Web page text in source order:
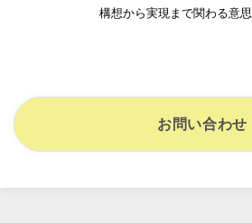
構想から実現まで関わる意思
お問い合わせ